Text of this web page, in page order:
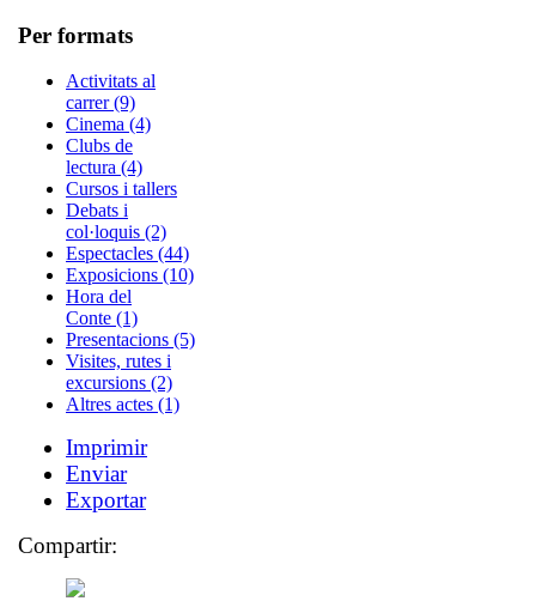
Per formats
Activitats al
carrer (9)
Cinema (4)
Clubs de
lectura (4)
Cursos i tallers
Debats i
col·loquis (2)
Espectacles (44)
Exposicions (10)
Hora del
Conte (1)
Presentacions (5)
Visites, rutes i
excursions (2)
Altres actes (1)
Imprimir
Enviar
Exportar
Compartir: